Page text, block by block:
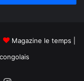
Magazine le temps